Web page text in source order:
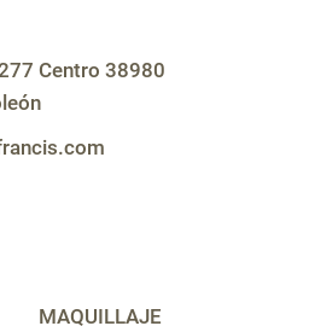
g
r
a
m
a
Centro 38980
MAQUILLAJE